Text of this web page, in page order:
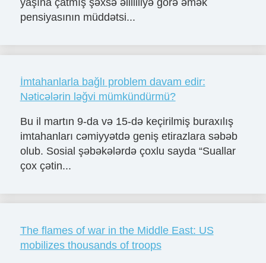
yaşına çatmış şəxsə əlilliliyə görə əmək
pensiyasının müddətsi...
İmtahanlarla bağlı problem davam edir:
Nəticələrin ləğvi mümkündürmü?
Bu il martın 9-da və 15-də keçirilmiş buraxılış
imtahanları cəmiyyətdə geniş etirazlara səbəb
olub. Sosial şəbəkələrdə çoxlu sayda “Suallar
çox çətin...
The flames of war in the Middle East: US
mobilizes thousands of troops